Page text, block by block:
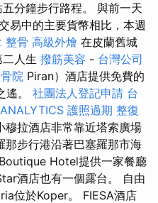
分鐘步行路程。 與前一天
易中的主要貨幣相比，本週
整骨 高級外燴 在皮蘭舊城
人生 撥筋美容 - 台灣公司
院 Piran）酒店提供免費的
遙。 社團法人登記申請 台
護照過期 整復
穆拉酒店非常靠近塔索廣場
那步行港沿著巴塞羅那市海
Hotel提供一家餐廳
酒店也有一個露台。 自由
位於Koper。 FIESA酒店